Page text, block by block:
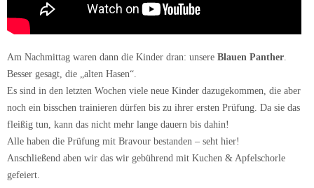
Am Nachmittag waren dann die Kinder dran: unsere Blauen Panther.
Besser gesagt, die „alten Hasen“.
Es sind in den letzten Wochen viele neue Kinder dazugekommen, die aber
noch ein bisschen trainieren dürfen bis zu ihrer ersten Prüfung. Da sie das
fleißig tun, kann das nicht mehr lange dauern bis dahin!
Alle haben die Prüfung mit Bravour bestanden – seht hier!
Anschließend aben wir das wir gebührend mit Kuchen & Apfelschorle
gefeiert.